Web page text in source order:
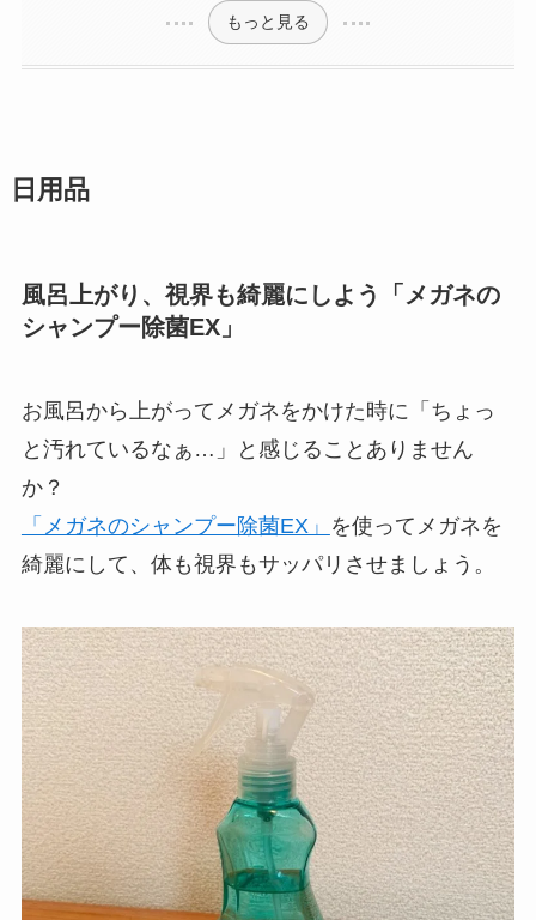
もっと見る
日用品
風呂上がり、視界も綺麗にしよう「メガネの
シャンプー除菌EX」
お風呂から上がってメガネをかけた時に「ちょっ
と汚れているなぁ…」と感じることありません
か？
「メガネのシャンプー除菌EX」 を使ってメガネを
綺麗にして、体も視界もサッパリさせましょう。